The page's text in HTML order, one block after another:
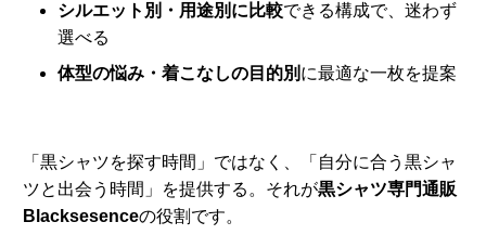
シルエット別・用途別に比較できる構成で、迷わず
選べる
体型の悩み・着こなしの目的別 に最適な一枚を提案
「黒シャツを探す時間」ではなく、「自分に合う黒シャ
ツと出会う時間」を提供する。それが黒シャツ専門通販
Blacksesenceの役割です。